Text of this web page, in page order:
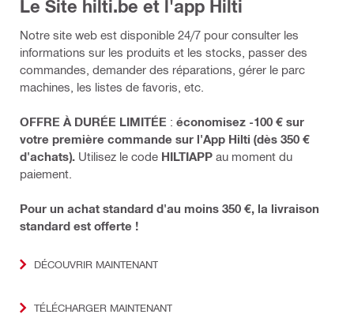
Le Site hilti.be et l'app Hilti
Notre site web est disponible 24/7 pour consulter les
informations sur les produits et les stocks, passer des
commandes, demander des réparations, gérer le parc
machines, les listes de favoris, etc.
OFFRE À DURÉE LIMITÉE : économisez -100 € sur
votre première commande sur l'App Hilti (dès 350 €
d'achats). Utilisez le code HILTIAPP au moment du
paiement.
Pour un achat standard d'au moins 350 €, la livraison
standard est offerte !
DÉCOUVRIR MAINTENANT
TÉLÉCHARGER MAINTENANT